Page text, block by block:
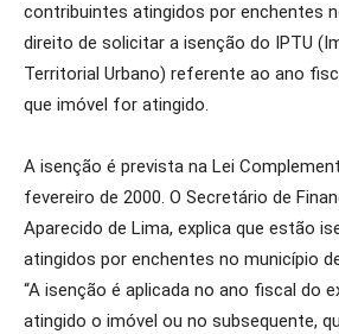
contribuintes atingidos por enchentes
direito de solicitar a isenção do IPTU
Territorial Urbano) referente ao ano
que imóvel for atingido.
A isenção é prevista na Lei
fevereiro de 2000. O Secretário de
Aparecido de Lima, explica que estão
atingidos por enchentes no município
“A isenção é aplicada no ano fiscal do
atingido o imóvel ou no subsequente,